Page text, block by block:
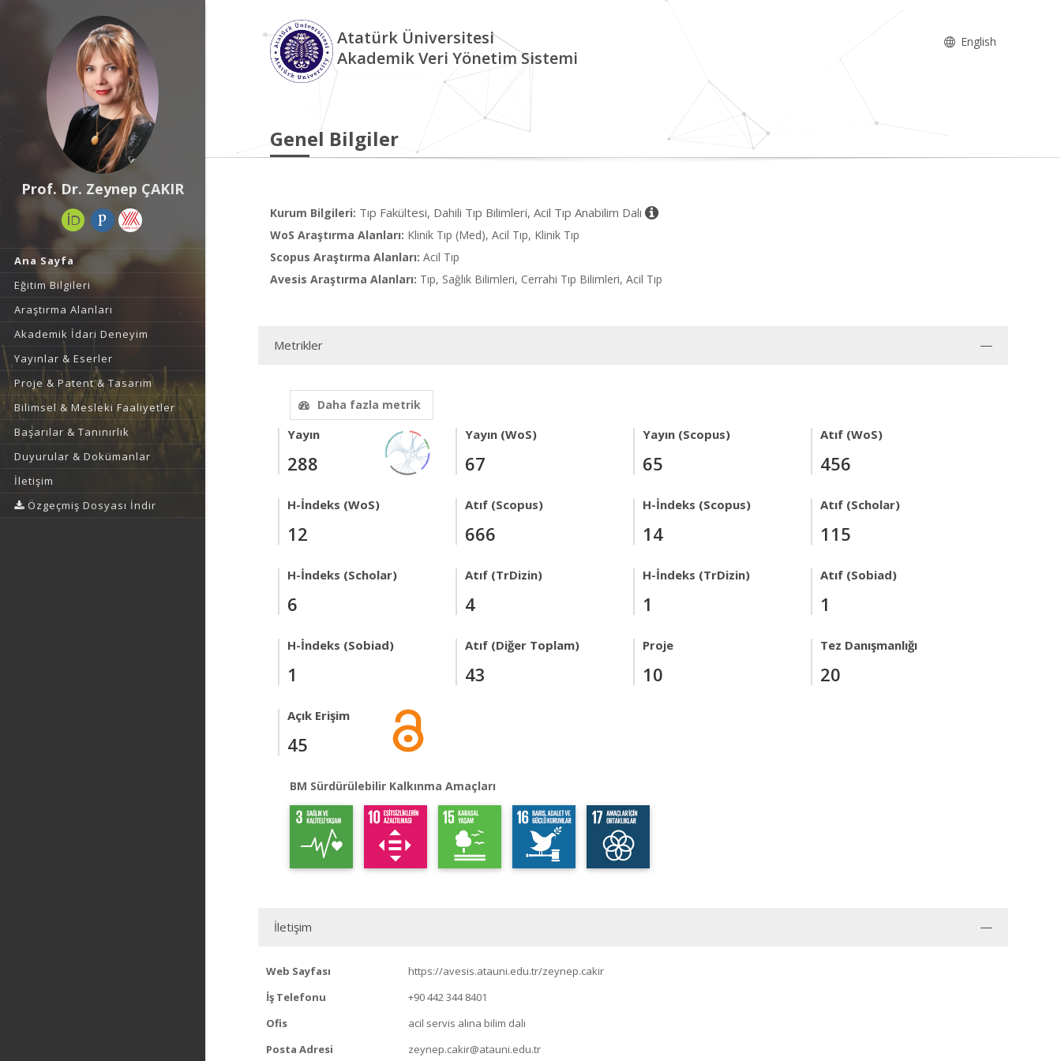
Prof. Dr. Zeynep ÇAKIR
Ana Sayfa
Eğitim Bilgileri
Araştırma Alanları
Akademik İdari Deneyim
Yayınlar & Eserler
Proje & Patent & Tasarım
Bilimsel & Mesleki Faaliyetler
Başarılar & Tanınırlık
Duyurular & Dokümanlar
İletişim
Özgeçmiş Dosyası İndir
Atatürk Üniversitesi
Akademik Veri Yönetim Sistemi
English
Genel Bilgiler
Kurum Bilgileri: Tıp Fakültesi, Dahili Tıp Bilimleri, Acil Tıp Anabilim Dalı
WoS Araştırma Alanları: Klinik Tıp (Med), Acil Tıp, Klinik Tıp
Scopus Araştırma Alanları: Acil Tıp
Avesis Araştırma Alanları: Tıp, Sağlık Bilimleri, Cerrahi Tıp Bilimleri, Acil Tıp
Metrikler
Daha fazla metrik
Yayın
288
Yayın (WoS)
67
Yayın (Scopus)
65
Atıf (WoS)
456
H-İndeks (WoS)
12
Atıf (Scopus)
666
H-İndeks (Scopus)
14
Atıf (Scholar)
115
H-İndeks (Scholar)
6
Atıf (TrDizin)
4
H-İndeks (TrDizin)
1
Atıf (Sobiad)
1
H-İndeks (Sobiad)
1
Atıf (Diğer Toplam)
43
Proje
10
Tez Danışmanlığı
20
Açık Erişim
45
BM Sürdürülebilir Kalkınma Amaçları
İletişim
Web Sayfası
https://avesis.atauni.edu.tr/zeynep.cakir
İş Telefonu
+90 442 344 8401
Ofis
acil servis alına bilim dalı
Posta Adresi
zeynep.cakir@atauni.edu.tr